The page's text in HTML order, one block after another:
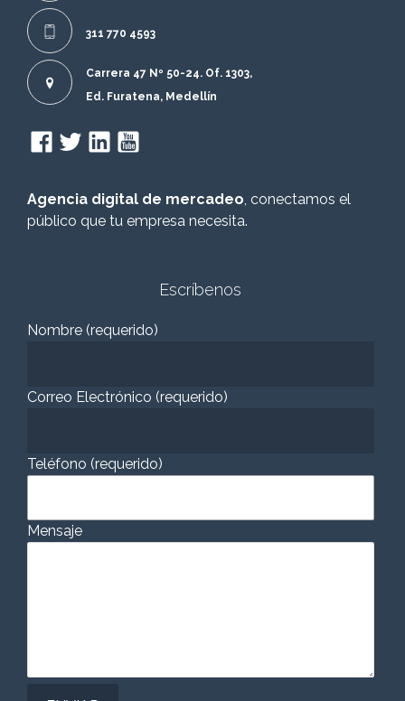
311 770 4593
Carrera 47 Nº 50-24. Of. 1303,
Ed. Furatena, Medellín
Agencia digital de mercadeo, conectamos el
público que tu empresa necesita.
Escríbenos
Nombre (requerido)
Correo Electrónico (requerido)
Teléfono (requerido)
Mensaje